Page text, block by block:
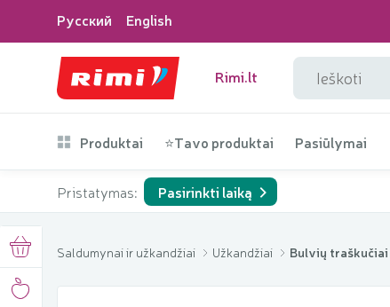
Русский English
Rimi.lt
Produktai ⭐Tavo produktai Pasiūlymai
Pristatymas: Pasirinkti laiką
Saldumynai ir užkandžiai Užkandžiai Bulvių traškučiai